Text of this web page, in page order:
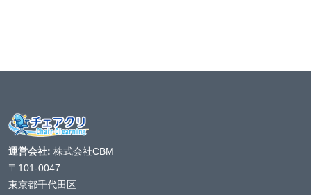
運営会社: 株式会社CBM
〒101-0047
東京都千代田区